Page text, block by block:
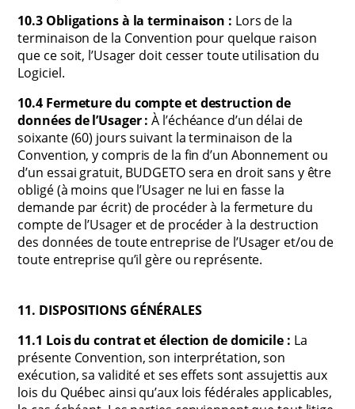
10.3 Obligations à la terminaison : Lors de la
terminaison de la Convention pour quelque raison
que ce soit, l’Usager doit cesser toute utilisation du
Logiciel.
10.4 Fermeture du compte et destruction de
données de l’Usager : À l’échéance d’un délai de
soixante (60) jours suivant la terminaison de la
Convention, y compris de la fin d’un Abonnement ou
d’un essai gratuit, BUDGETO sera en droit sans y être
obligé (à moins que l’Usager ne lui en fasse la
demande par écrit) de procéder à la fermeture du
compte de l’Usager et de procéder à la destruction
des données de toute entreprise de l’Usager et/ou de
toute entreprise qu’il gère ou représente.
11. DISPOSITIONS GÉNÉRALES
11.1 Lois du contrat et élection de domicile : La
présente Convention, son interprétation, son
exécution, sa validité et ses effets sont assujettis aux
lois du Québec ainsi qu’aux lois fédérales applicables,